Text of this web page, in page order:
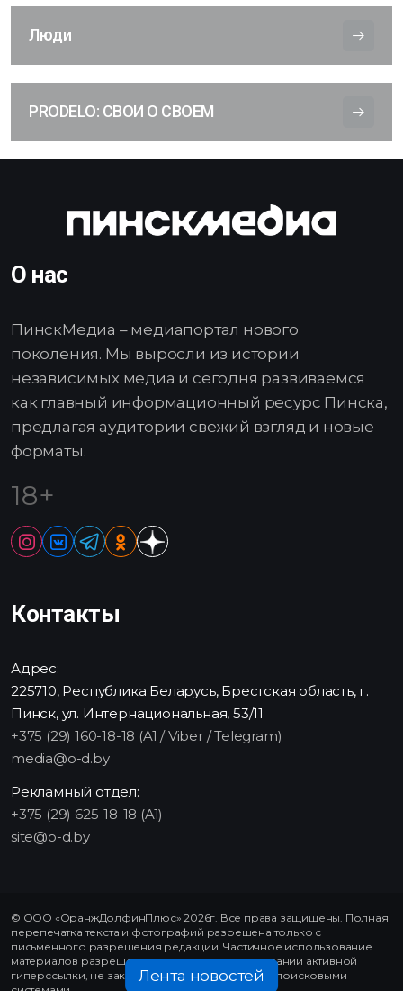
Люди
PRODELO: СВОИ О СВОЕМ
О нас
ПинскМедиа – медиапортал нового
поколения. Мы выросли из истории
независимых медиа и сегодня развиваемся
как главный информационный ресурс Пинска,
предлагая аудитории свежий взгляд и новые
форматы.
18+
Контакты
Адрес:
225710, Республика Беларусь, Брестская область, г.
Пинск, ул. Интернациональная, 53/11
+375 (29) 160-18-18 (A1 / Viber / Telegram)
media@o-d.by
Рекламный отдел:
+375 (29) 625-18-18 (A1)
site@o-d.by
© ООО «ОранжДолфинПлюс» 2026г. Все права защищены. Полная
перепечатка текста и фотографий разрешена только с
письменного разрешения редакции. Частичное использование
материалов разрешено только при использовании активной
гиперссылки, не закрытой от индексирования поисковыми
Лента новостей